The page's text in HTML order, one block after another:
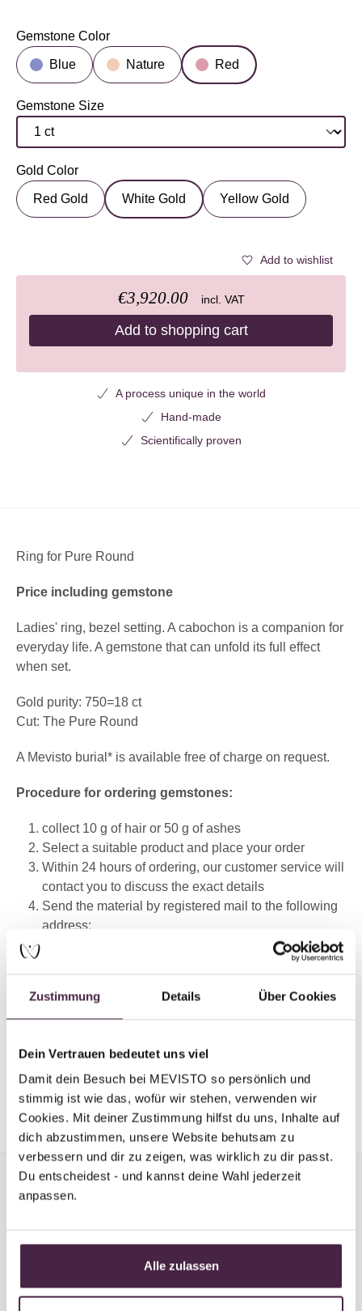
Zustimmung Details Über Cookies
Dein Vertrauen bedeutet uns viel
Damit dein Besuch bei MEVISTO so persönlich und
stimmig ist wie das, wofür wir stehen, verwenden wir
Cookies. Mit deiner Zustimmung hilfst du uns, Inhalte auf
dich abzustimmen, unsere Website behutsam zu
verbessern und dir zu zeigen, was wirklich zu dir passt.
Du entscheidest - und kannst deine Wahl jederzeit
anpassen.
Alle zulassen
Select
Gemstone Color
Blue Nature Red
Select
Gemstone Size
Select
Gold Color
Red Gold White Gold Yellow Gold
Add to wishlist
€3,920.00 incl. VAT
Add to shopping cart
A process unique in the world
Hand-made
Scientifically proven
Ring for Pure Round
Price including gemstone
Ladies' ring, bezel setting. A cabochon is a companion for
everyday life. A gemstone that can unfold its full effect
when set.
Gold purity: 750=18 ct
Cut: The Pure Round
A Mevisto burial* is available free of charge on request.
Procedure for ordering gemstones:
collect 10 g of hair or 50 g of ashes
Select a suitable product and place your order
Within 24 hours of ordering, our customer service will
contact you to discuss the exact details
Send the material by registered mail to the following
address:
4656 Kirchham
Austria
anonymous burial of residual ashes)
Do you need support or
advice?